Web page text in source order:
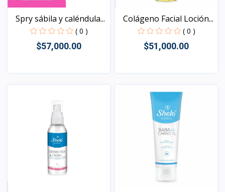
Spry sábila y caléndula...
( 0 )
$57,000.00
Colágeno Facial Loción...
( 0 )
$51,000.00